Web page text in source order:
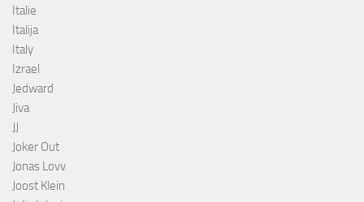
Italie
Italija
Italy
Izrael
Jedward
Jiva
JJ
Joker Out
Jonas Lovv
Joost Klein